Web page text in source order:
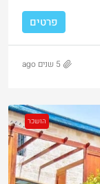
פרטים
5 שנים ago
הושכר